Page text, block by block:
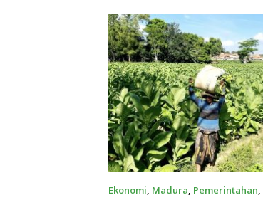
Ekonomi, Madura, Pemerintahan,